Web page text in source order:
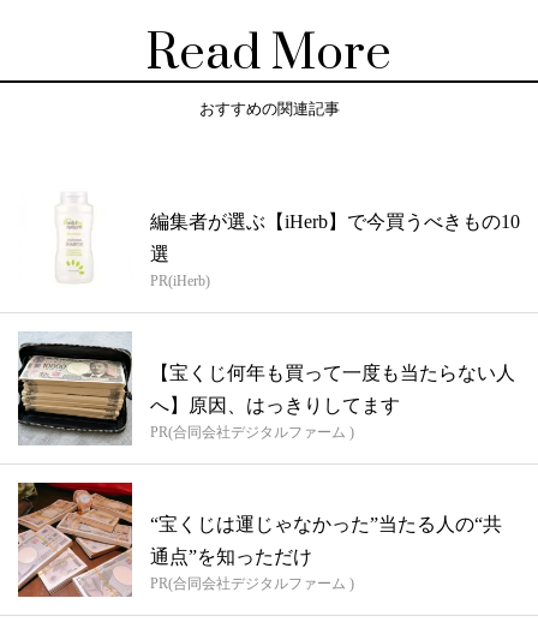
Read More
おすすめの関連記事
編集者が選ぶ【iHerb】で今買うべきもの10
選
PR(iHerb)
【宝くじ何年も買って一度も当たらない人
へ】原因、はっきりしてます
PR(合同会社デジタルファーム )
“宝くじは運じゃなかった”当たる人の“共
通点”を知っただけ
PR(合同会社デジタルファーム )